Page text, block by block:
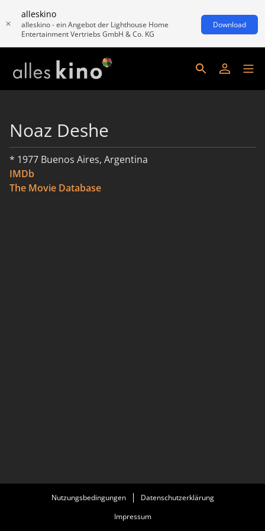
alleskino
alleskino - ein Angebot der Lighthouse Home
Entertainment Vertriebs GmbH & Co. KG
Download
Noaz Deshe
* 1977 Buenos Aires, Argentina
IMDb
The Movie Database
Nutzungsbedingungen
Datenschutzerklärung
Impressum